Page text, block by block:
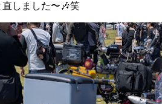
しました〜🎶笑